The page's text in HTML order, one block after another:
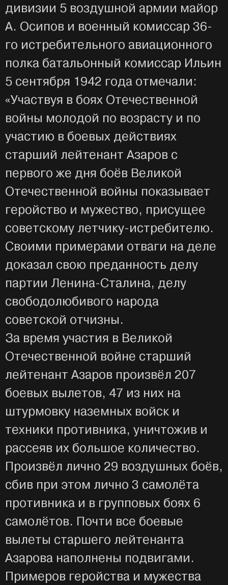
дивизии 5 воздушной армии майор
А. Осипов и военный комиссар 36-
го истребительного авиационного
полка батальонный комиссар Ильин
5 сентября 1942 года отмечали:
«Участвуя в боях Отечественной
войны молодой по возрасту и по
участию в боевых действиях
старший лейтенант Азаров с
первого же дня боёв Великой
Отечественной войны показывает
геройство и мужество, присущее
советскому летчику-истребителю.
Своими примерами отваги на деле
доказал свою преданность делу
партии Ленина-Сталина, делу
свободолюбивого народа
советской отчизны.
За время участия в Великой
Отечественной войне старший
лейтенант Азаров произвёл 207
боевых вылетов, 47 из них на
штурмовку наземных войск и
техники противника, уничтожив и
рассеяв их большое количество.
Произвёл лично 29 воздушных боёв,
сбив при этом лично 3 самолёта
противника и в групповых боях 6
самолётов. Почти все боевые
вылеты старшего лейтенанта
Азарова наполнены подвигами.
Примеров геройства и мужества